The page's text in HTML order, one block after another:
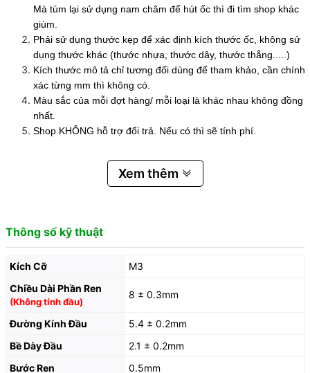
Mà túm lại sử dụng nam châm để hút ốc thì đi tìm shop khác
giùm.
Phải sử dụng thước kẹp để xác định kích thước ốc, không sử
dụng thước khác (thước nhựa, thước dây, thước thẳng.....)
Kích thước mô tả chỉ tương đối dùng để tham khảo, cần chính
xác từng mm thì không có.
Màu sắc của mỗi đợt hàng/ mỗi loại là khác nhau không đồng
nhất.
Shop KHÔNG hỗ trợ đổi trả. Nếu có thì sẽ tính phí.
Xem thêm
Thông số kỹ thuật
Kích Cỡ
M3
Chiều Dài Phần Ren
(Không tính đầu)
8 ± 0.3mm
Đường Kính Đầu
5.4 ± 0.2mm
Bề Dày Đầu
2.1 ± 0.2mm
Bước Ren
0.5mm